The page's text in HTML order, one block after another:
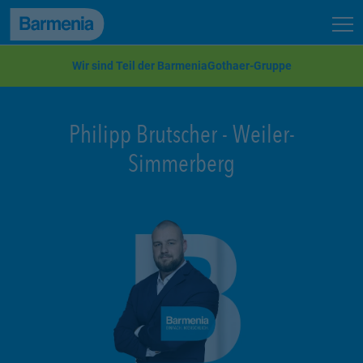
zum Seiteninhalt
Back to top
Wir sind Teil der BarmeniaGothaer-Gruppe
Philipp Brutscher-Weiler-
Simmerberg